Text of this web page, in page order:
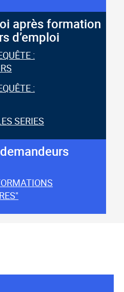
après formation
d’emploi
:
:
SERIES